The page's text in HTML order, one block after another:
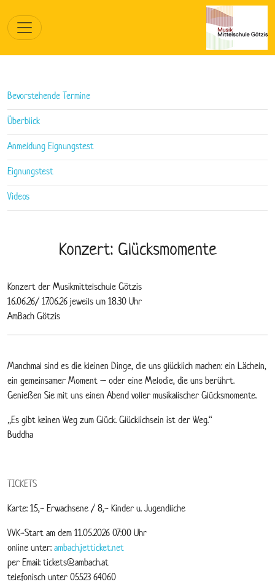
Bevorstehende Termine
Überblick
Anmeldung Eignungstest
Eignungstest
Videos
Konzert: Glücksmomente
Konzert der Musikmittelschule Götzis
16.06.26/ 17.06.26 jeweils um 18.30 Uhr
AmBach Götzis
Manchmal sind es die kleinen Dinge, die uns glücklich machen: ein Lächeln,
ein gemeinsamer Moment – oder eine Melodie, die uns berührt.
Genießen Sie mit uns einen Abend voller musikalischer Glücksmomente.
„Es gibt keinen Weg zum Glück. Glücklichsein ist der Weg.“
Buddha
TICKETS
Karte: 15,- Erwachsene / 8,- Kinder u. Jugendliche
VVK-Start am dem 11.05.2026 07:00 Uhr
online unter: ambach.jetticket.net
per Email: tickets@ambach.at
telefonisch unter 05523 64060